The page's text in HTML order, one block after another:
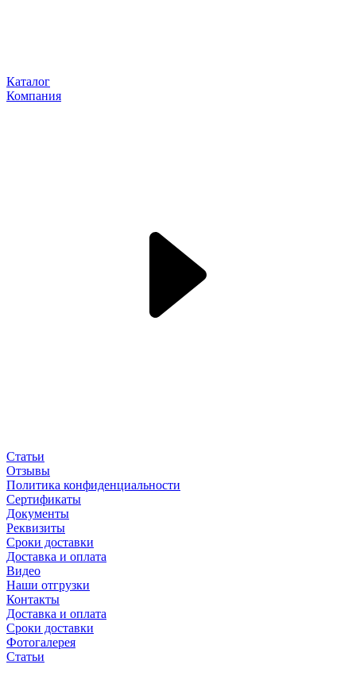
Каталог
Компания
Статьи
Отзывы
Политика конфиденциальности
Сертификаты
Документы
Реквизиты
Сроки доставки
Доставка и оплата
Видео
Наши отгрузки
Контакты
Доставка и оплата
Сроки доставки
Фотогалерея
Статьи